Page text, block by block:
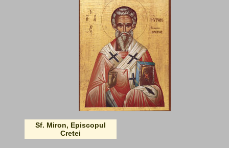
Sf. Miron, Episcopul
Cretei